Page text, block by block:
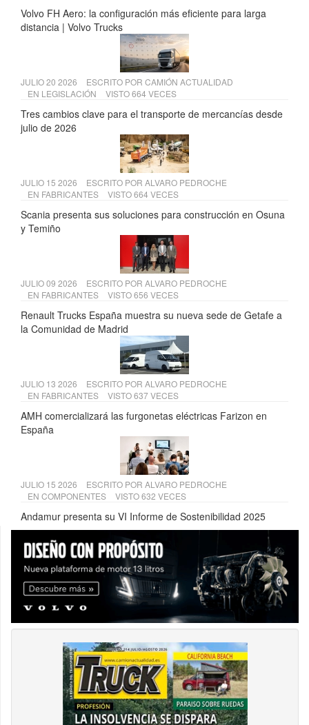
Volvo FH Aero: la configuración más eficiente para larga
distancia | Volvo Trucks
JULIO 20 2026 ESCRITO POR CAMIÓN ACTUALIDAD
EN LEGISLACIÓN VISTO 664 VECES
Tres cambios clave para el transporte de mercancías desde
julio de 2026
JULIO 15 2026 ESCRITO POR ALVARO PEDROCHE
EN FABRICANTES VISTO 664 VECES
Scania presenta sus soluciones para construcción en Osuna
y Temiño
JULIO 09 2026 ESCRITO POR ALVARO PEDROCHE
EN FABRICANTES VISTO 656 VECES
Renault Trucks España muestra su nueva sede de Getafe a
la Comunidad de Madrid
JULIO 13 2026 ESCRITO POR ALVARO PEDROCHE
EN FABRICANTES VISTO 637 VECES
AMH comercializará las furgonetas eléctricas Farizon en
España
JULIO 15 2026 ESCRITO POR ALVARO PEDROCHE
EN COMPONENTES VISTO 632 VECES
Andamur presenta su VI Informe de Sostenibilidad 2025